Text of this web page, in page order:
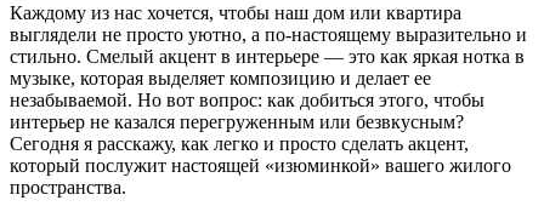
Каждому из нас хочется, чтобы наш дом или квартира
выглядели не просто уютно, а по-настоящему выразительно и
стильно. Смелый акцент в интерьере — это как яркая нотка в
музыке, которая выделяет композицию и делает ее
незабываемой. Но вот вопрос: как добиться этого, чтобы
интерьер не казался перегруженным или безвкусным?
Сегодня я расскажу, как легко и просто сделать акцент,
который послужит настоящей «изюминкой» вашего жилого
пространства.